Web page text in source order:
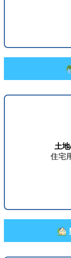
土
住宅